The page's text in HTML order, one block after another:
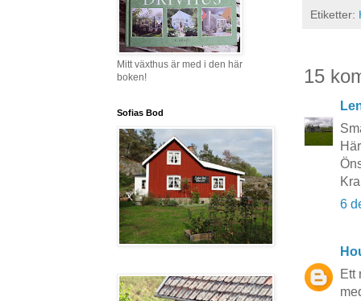
Etiketter:
15
6
Ett
Mitt växthus är med i den här
boken!
Sofias Bod